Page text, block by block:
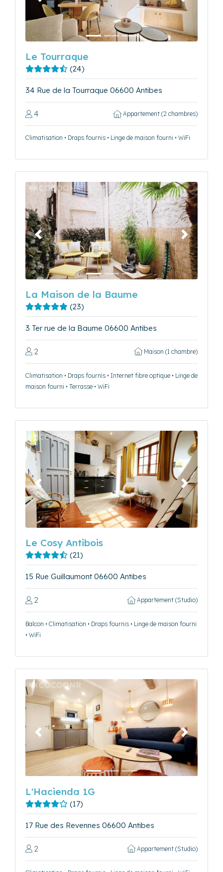
Le Tourraque
(24)
34 Rue de la Tourraque 06600 Antibes
4 Appartement (2 chambres)
Climatisation • Draps fournis • Linge de maison fourni • WiFi
Précédent Suivant
La Maison de la Baume
(23)
3 Ter rue de la Baume 06600 Antibes
2 Maison (1 chambre)
Climatisation • Draps fournis • Internet fibre optique • Linge de
maison fourni • Terrasse • WiFi
Précédent Suivant
Le Cosy Antibois
(21)
15 Rue Guillaumont 06600 Antibes
2 Appartement (Studio)
Balcon • Climatisation • Draps fournis • Linge de maison fourni
• WiFi
Précédent Suivant
L'Hacienda 1G
(17)
17 Rue des Revennes 06600 Antibes
2 Appartement (Studio)